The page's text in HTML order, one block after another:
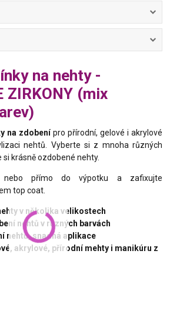
na nehty -
ZIRKONY (mix
na zdobenípro přírodní, gelové i akrylové
nehtů. Vyberte si z mnoha různých
krásně ozdobené nehty.
nebo přímo do výpotku a zafixujte
top coat.
v několika velikostech
nehtů v různých barvách
nehtů, snadná aplikace
akrylové, přírodní mehty i manikúru z